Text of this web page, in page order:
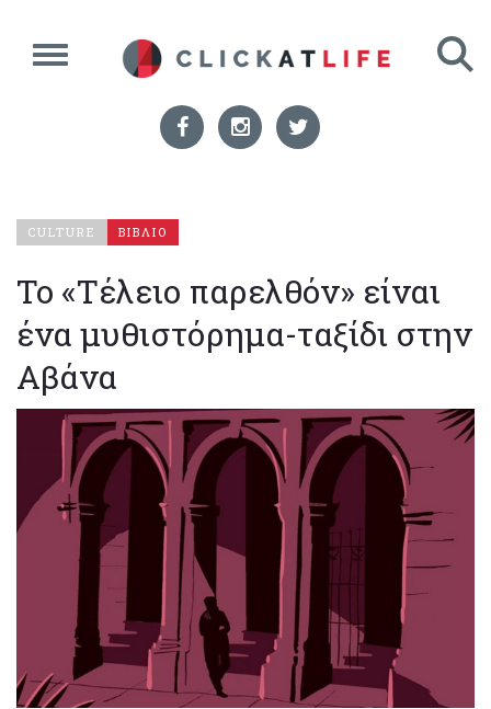
CULTURE ΒΙΒΛΙΟ
To «Τέλειο παρελθόν» είναι
ένα μυθιστόρημα-ταξίδι στην
Αβάνα